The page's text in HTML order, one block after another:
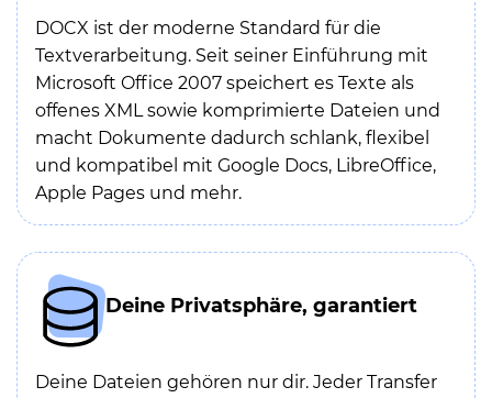
DOCX ist der moderne Standard für die
Textverarbeitung. Seit seiner Einführung mit
Microsoft Office 2007 speichert es Texte als
offenes XML sowie komprimierte Dateien und
macht Dokumente dadurch schlank, flexibel
und kompatibel mit Google Docs, LibreOffice,
Apple Pages und mehr.
Deine Privatsphäre, garantiert
Deine Dateien gehören nur dir. Jeder Transfer